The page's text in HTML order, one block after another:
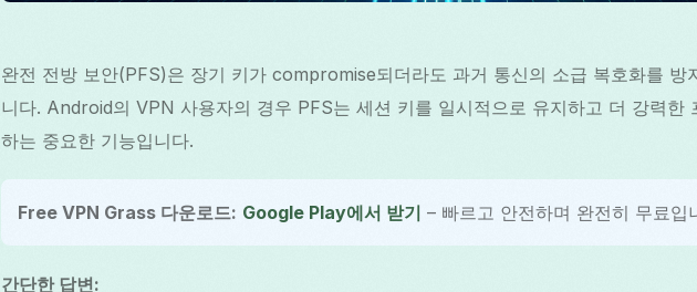
완전 전방 보안(PFS)은 장기 키가 compromise되더라도 과거 통신의 소급 복호화를 방
니다. Android의 VPN 사용자의 경우 PFS는 세션 키를 일시적으로 유지하고 더 강력한
하는 중요한 기능입니다.
Free VPN Grass 다운로드: Google Play에서 받기 – 빠르고 안전하며 완전히 무료입
간단한 답변: